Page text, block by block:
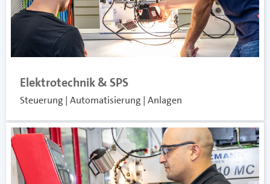
Elektrotechnik & SPS
Steuerung | Automatisierung | Anlagen